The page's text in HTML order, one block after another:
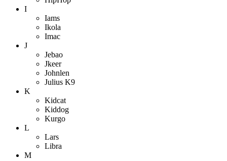
I
Iams
Ikola
Imac
J
Jebao
Jkeer
Johnlen
Julius K9
K
Kidcat
Kiddog
Kurgo
L
Lars
Libra
M